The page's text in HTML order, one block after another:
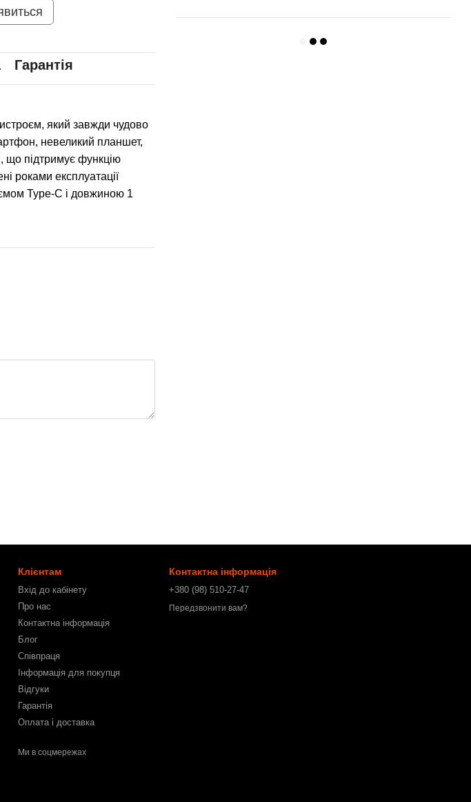
Гарантія
який завжди чудово
невеликий планшет,
що підтримує функцію
роками експлуатації
Type-C і довжиною 1
Клієнтам
Вхід до кабінету
Про нас
Контактна інформація
Блог
Співпраця
Інформація для покупця
Відгуки
Гарантія
Оплата і доставка
Ми в соцмережах
Контактна інформація
+380 (98) 510-27-47
Передзвонити вам?